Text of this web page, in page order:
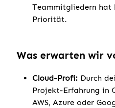
Teammitgliedern hat
Priorität.
Was erwarten wir
Cloud-Profi: Durch
Projekt-Erfahrung in
AWS, Azure oder